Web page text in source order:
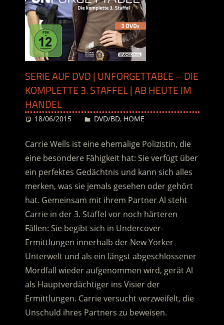
SERIE AUF DVD | UNFORGETTABLE – DIE
KOMPLETTE 3. STAFFEL | AB HEUTE IM
HANDEL
18/06/2015 Desiree
DVD/BD, HOME
Carrie Wells ist eine ehemalige Polizistin, die
eine besondere Fähigkeit hat: Sie verfügt über
ein perfektes Gedächtnis und kann sich alles
merken, was sie jemals gesehen oder gehört
hat. Gemeinsam mit ihrem Partner Al steht
Carrie in der 3. Staffel vor noch härteren
Fällen: Sie begibt sich in Undercover-
Ermittlungen innerhalb der New Yorker
Unterwelt und als ein längst abgeschlossener
Mordfall wieder aufgenommen wird, gerät Al
als Hauptverdächtiger ins Visier der
Ermittlungen. Carrie versucht verzweifelt, die
Unschuld ihres Partners zu beweisen.